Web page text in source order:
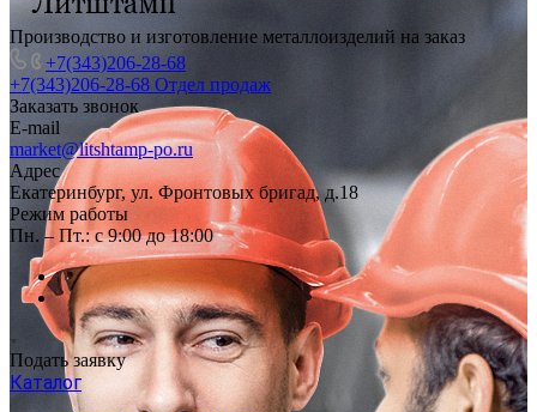
Производство и изготовление металлоизделий на заказ
+7(343)206-28-68
+7(343)206-28-68 Отдел продаж
Заказать звонок
E-mail
market@litshtamp-po.ru
Адрес
Екатеринбург, ул. Фронтовых бригад, д.18
Режим работы
Пн. – Пт.: с 9:00 до 18:00
Подать заявку
Каталог